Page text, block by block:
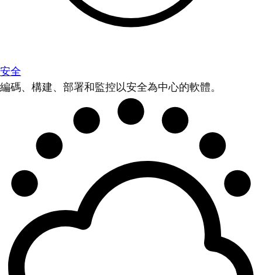
安全
編碼、構建、部署和監控以安全為中心的軟體。